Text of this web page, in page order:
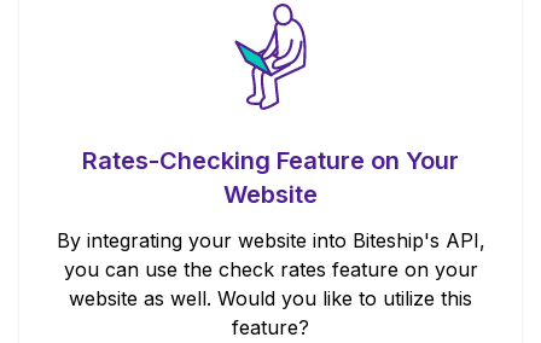
Rates-Checking Feature on Your
Website
By integrating your website into Biteship's API,
you can use the check rates feature on your
website as well. Would you like to utilize this
feature?